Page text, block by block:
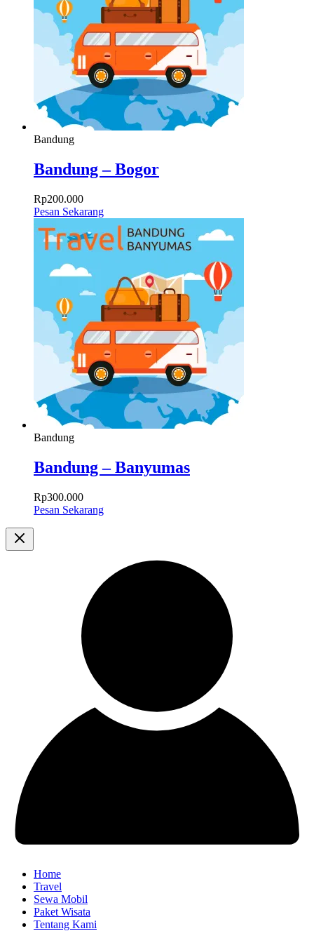
Bandung
Bandung – Bogor
Rp200.000
Pesan Sekarang
Bandung
Bandung – Banyumas
Rp300.000
Pesan Sekarang
Home
Travel
Sewa Mobil
Paket Wisata
Tentang Kami